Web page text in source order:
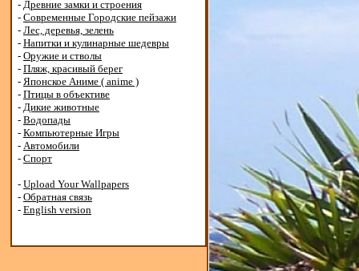
- Древние замки и строения
- Современные Городские пейзажи
- Лес, деревья, зелень
- Напитки и кулинарные шедевры
- Оружие и стволы
- Пляж, красивый берег
- Японское Аниме ( anime )
- Птицы в объективе
- Дикие животные
- Водопады
- Компьютерные Игры
- Автомобили
- Спорт
- Upload Your Wallpapers
- Обратная связь
- English version